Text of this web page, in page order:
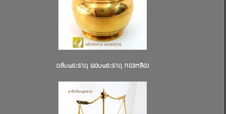
ตลับพระธาตุ ผอบพระธาตุ ทองเหลือง